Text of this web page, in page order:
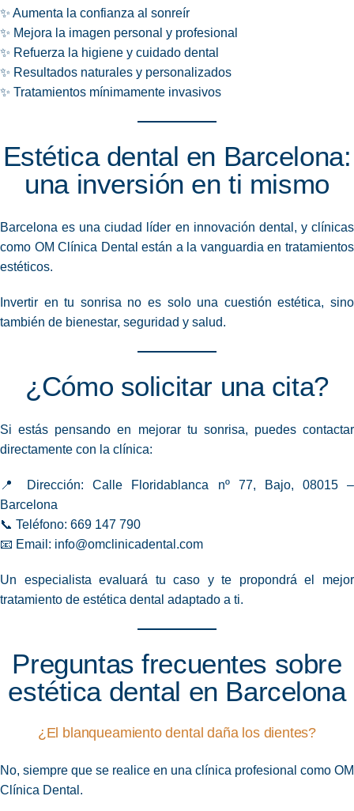
✨ Aumenta la confianza al sonreír
✨ Mejora la imagen personal y profesional
✨ Refuerza la higiene y cuidado dental
✨ Resultados naturales y personalizados
✨ Tratamientos mínimamente invasivos
Estética dental en Barcelona:
una inversión en ti mismo
Barcelona es una ciudad líder en innovación dental, y clínicas
como OM Clínica Dental están a la vanguardia en tratamientos
estéticos.
Invertir en tu sonrisa no es solo una cuestión estética, sino
también de bienestar, seguridad y salud.
¿Cómo solicitar una cita?
Si estás pensando en mejorar tu sonrisa, puedes contactar
directamente con la clínica:
📍 Dirección: Calle Floridablanca nº 77, Bajo, 08015 –
Barcelona
📞 Teléfono: 669 147 790
📧 Email: info@omclinicadental.com
Un especialista evaluará tu caso y te propondrá el mejor
tratamiento de estética dental adaptado a ti.
Preguntas frecuentes sobre
estética dental en Barcelona
¿El blanqueamiento dental daña los dientes?
No, siempre que se realice en una clínica profesional como OM
Clínica Dental.